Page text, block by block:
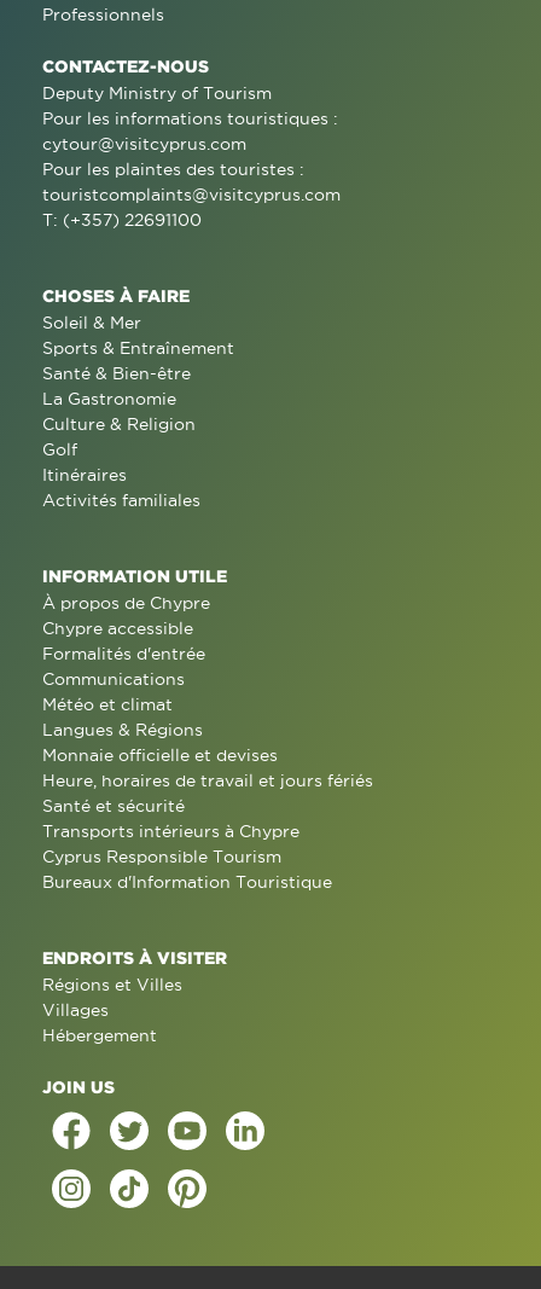
Professionnels
CONTACTEZ-NOUS
Deputy Ministry of Tourism
Pour les informations touristiques :
cytour@visitcyprus.com
Pour les plaintes des touristes :
touristcomplaints@visitcyprus.com
T: (+357) 22691100
CHOSES À FAIRE
Soleil & Mer
Sports & Entraînement
Santé & Bien-être
La Gastronomie
Culture & Religion
Golf
Itinéraires
Activités familiales
INFORMATION UTILE
À propos de Chypre
Chypre accessible
Formalités d'entrée
Communications
Météo et climat
Langues & Régions
Monnaie officielle et devises
Heure, horaires de travail et jours fériés
Santé et sécurité
Transports intérieurs à Chypre
Cyprus Responsible Tourism
Bureaux d'Information Touristique
ENDROITS À VISITER
Régions et Villes
Villages
Hébergement
JOIN US